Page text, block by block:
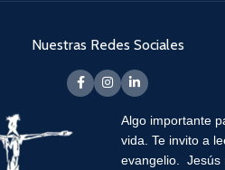
Nuestras Redes Sociales
Algo importante
vida.Te invito a
evangelio. Jesús